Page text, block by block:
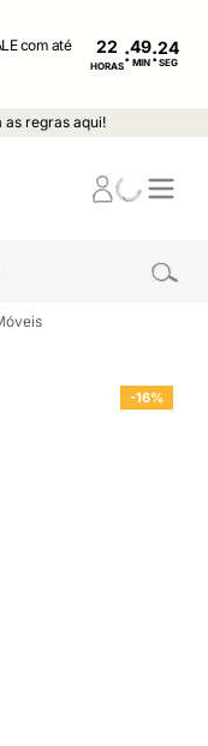
com até
22
HORAS: MIN : SEG
as regras aqui!
-16%